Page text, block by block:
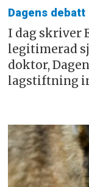
Dagens debatt
I dag skriver
legitimerad
doktor,
lagstiftning